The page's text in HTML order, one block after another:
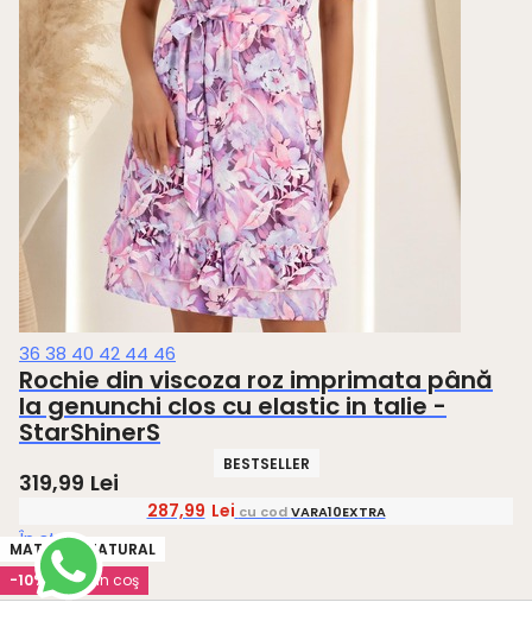
-15% în coş
VIDEO
-45 Lei
-15% în coş
-75 Lei
-10% EXTRA în coş
MATERIAL NATURAL
-10% EXTRA în coş
MATERIAL NATURAL
-15% în coş
-75 Lei
-60 Lei
-10% EXTRA în coş
MATERIAL NATURAL
36 38 40 42 44 46
Rochie din viscoza roz imprimata până
la genunchi clos cu elastic in talie -
StarShinerS
BESTSELLER
319,99 Lei
287,99 Lei cu codVARA10EXTRA
În stoc